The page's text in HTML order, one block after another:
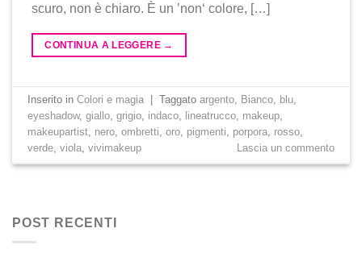
scuro, non è chiaro. È un ’non‘ colore, […]
CONTINUA A LEGGERE →
Inserito inColori e magia Taggatoargento Bianco blu
eyeshadow,giallo ,grigio indaco lineatrucco makeup
makeupartist nero ,ombretti ,oro pigmenti porpora rosso
verde ,viola ,vivimakeup Lascia un commento
POST RECENTI